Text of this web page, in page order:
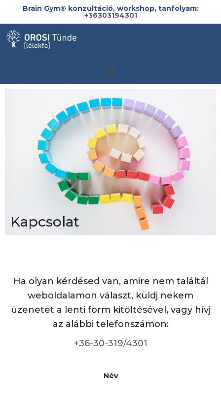
Brain Gym®️ konzultáció, workshop, tanfolyam:
+36303194301
Kapcsolat
Ha olyan kérdésed van, amire nem találtál
weboldalamon választ, küldj nekem
üzenetet a lenti form kitöltésével, vagy hívj
az alábbi telefonszámon:
+36-30-319/4301
Név